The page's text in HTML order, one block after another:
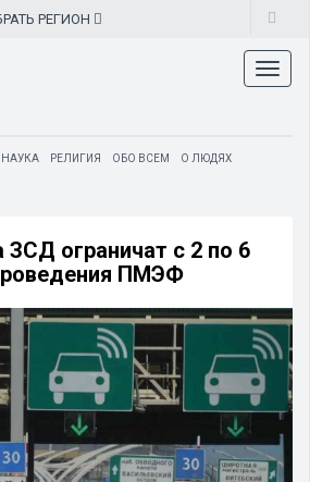
РЕГИОН
НАУКА РЕЛИГИЯ ОБО ВСЕМ
О ЛЮДЯХ
ограничат с 2 по 6
ПМЭФ